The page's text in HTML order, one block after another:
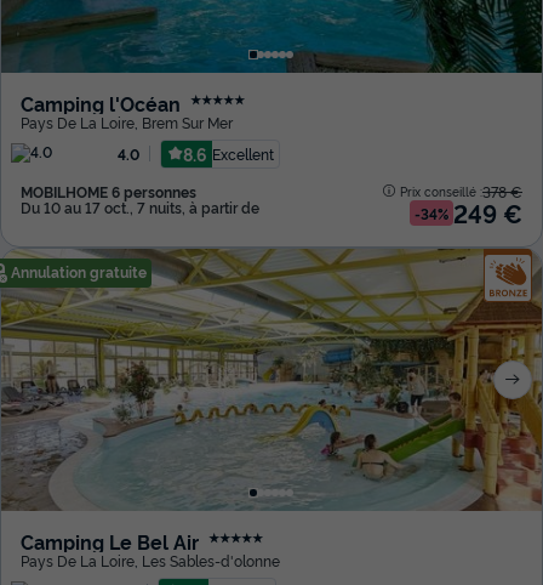
Camping l'Océan ★★★★★
Pays De La Loire Brem Sur Mer
4.0
8.6 Excellent
MOBILHOME 6 personnes
Du 10 au 17 oct., 7 nuits, à partir de
Prix conseillé :378 €
-34% 249 €
Annulation gratuite
Camping Le Bel Air ★★★★★
Pays De La Loire Les Sables-d'olonne